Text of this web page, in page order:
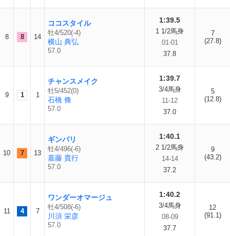
8 8 14
ココスタイル
牡4/520(-4)
横山 典弘
57.0
1:39.5
1 1/2馬身
01-01
37.8
7
(27.8)
9 1 1
チャンスメイク
牡5/452(0)
石橋 脩
57.0
1:39.7
3/4馬身
11-12
37.0
5
(12.8)
10 7 13
ギンパリ
牡4/496(-6)
嘉藤 貴行
57.0
1:40.1
2 1/2馬身
14-14
37.2
9
(43.2)
11 4 7
ワンダーオマージュ
牡4/508(-6)
川須 栄彦
57.0
1:40.2
3/4馬身
08-09
37.7
12
(91.1)